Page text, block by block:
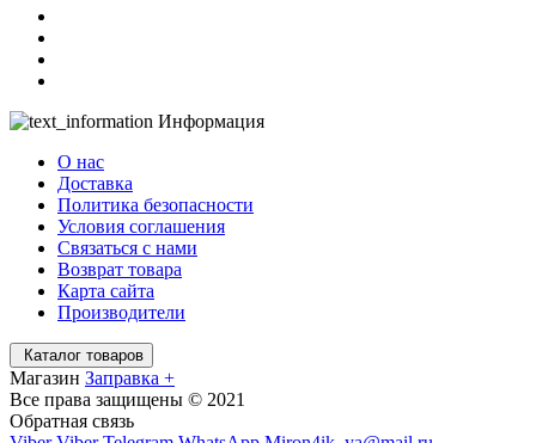
Информация
О нас
Доставка
Политика безопасности
Условия соглашения
Связаться с нами
Возврат товара
Карта сайта
Производители
Каталог товаров
Магазин Заправка +
Все права защищены © 2021
Обратная связь